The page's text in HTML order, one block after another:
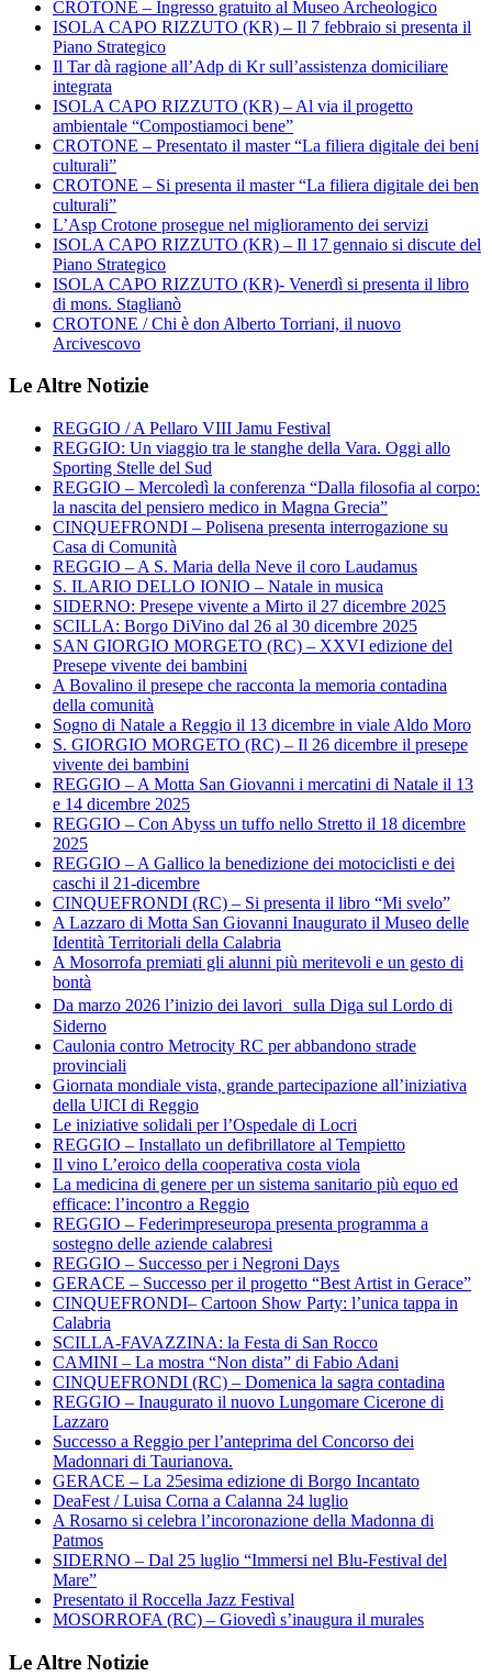
CROTONE – Ingresso gratuito al Museo Archeologico
ISOLA CAPO RIZZUTO (KR) – Il 7 febbraio si presenta il
Piano Strategico
Il Tar dà ragione all’Adp di Kr sull’assistenza domiciliare
integrata
ISOLA CAPO RIZZUTO (KR) – Al via il progetto
ambientale “Compostiamoci bene”
CROTONE – Presentato il master “La filiera digitale dei beni
culturali”
CROTONE – Si presenta il master “La filiera digitale dei ben
culturali”
L’Asp Crotone prosegue nel miglioramento dei servizi
ISOLA CAPO RIZZUTO (KR) – Il 17 gennaio si discute del
Piano Strategico
ISOLA CAPO RIZZUTO (KR)- Venerdì si presenta il libro
di mons. Staglianò
CROTONE / Chi è don Alberto Torriani, il nuovo
Arcivescovo
Le Altre Notizie
REGGIO / A Pellaro VIII Jamu Festival
REGGIO: Un viaggio tra le stanghe della Vara. Oggi allo
Sporting Stelle del Sud
REGGIO – Mercoledì la conferenza “Dalla filosofia al corpo:
la nascita del pensiero medico in Magna Grecia”
CINQUEFRONDI – Polisena presenta interrogazione su
Casa di Comunità
REGGIO – A S. Maria della Neve il coro Laudamus
S. ILARIO DELLO IONIO – Natale in musica
SIDERNO: Presepe vivente a Mirto il 27 dicembre 2025
SCILLA: Borgo DiVino dal 26 al 30 dicembre 2025
SAN GIORGIO MORGETO (RC) – XXVI edizione del
Presepe vivente dei bambini
A Bovalino il presepe che racconta la memoria contadina
della comunità
Sogno di Natale a Reggio il 13 dicembre in viale Aldo Moro
S. GIORGIO MORGETO (RC) – Il 26 dicembre il presepe
vivente dei bambini
REGGIO – A Motta San Giovanni i mercatini di Natale il 13
e 14 dicembre 2025
REGGIO – Con Abyss un tuffo nello Stretto il 18 dicembre
2025
REGGIO – A Gallico la benedizione dei motociclisti e dei
caschi il 21-dicembre
CINQUEFRONDI (RC) – Si presenta il libro “Mi svelo”
A Lazzaro di Motta San Giovanni Inaugurato il Museo delle
Identità Territoriali della Calabria
A Mosorrofa premiati gli alunni più meritevoli e un gesto di
bontà
Da marzo 2026 l’inizio dei lavori sulla Diga sul Lordo di
Siderno
Caulonia contro Metrocity RC per abbandono strade
provinciali
Giornata mondiale vista, grande partecipazione all’iniziativa
della UICI di Reggio
Le iniziative solidali per l’Ospedale di Locri
REGGIO – Installato un defibrillatore al Tempietto
Il vino L’eroico della cooperativa costa viola
La medicina di genere per un sistema sanitario più equo ed
efficace: l’incontro a Reggio
REGGIO – Federimpreseuropa presenta programma a
sostegno delle aziende calabresi
REGGIO – Successo per i Negroni Days
GERACE – Successo per il progetto “Best Artist in Gerace”
CINQUEFRONDI– Cartoon Show Party: l’unica tappa in
Calabria
SCILLA-FAVAZZINA: la Festa di San Rocco
CAMINI – La mostra “Non dista” di Fabio Adani
CINQUEFRONDI (RC) – Domenica la sagra contadina
REGGIO – Inaugurato il nuovo Lungomare Cicerone di
Lazzaro
Successo a Reggio per l’anteprima del Concorso dei
Madonnari di Taurianova.
GERACE – La 25esima edizione di Borgo Incantato
DeaFest / Luisa Corna a Calanna 24 luglio
A Rosarno si celebra l’incoronazione della Madonna di
Patmos
SIDERNO – Dal 25 luglio “Immersi nel Blu-Festival del
Mare”
Presentato il Roccella Jazz Festival
MOSORROFA (RC) – Giovedì s’inaugura il murales
Le Altre Notizie